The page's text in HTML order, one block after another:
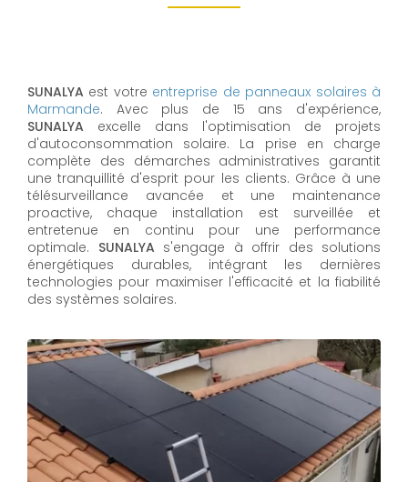
SUNALYA est votre entreprise de panneaux solaires à
Marmande. Avec plus de 15 ans d'expérience,
SUNALYA excelle dans l'optimisation de projets
d'autoconsommation solaire. La prise en charge
complète des démarches administratives garantit
une tranquillité d'esprit pour les clients. Grâce à une
télésurveillance avancée et une maintenance
proactive, chaque installation est surveillée et
entretenue en continu pour une performance
optimale. SUNALYA s'engage à offrir des solutions
énergétiques durables, intégrant les dernières
technologies pour maximiser l'efficacité et la fiabilité
des systèmes solaires.